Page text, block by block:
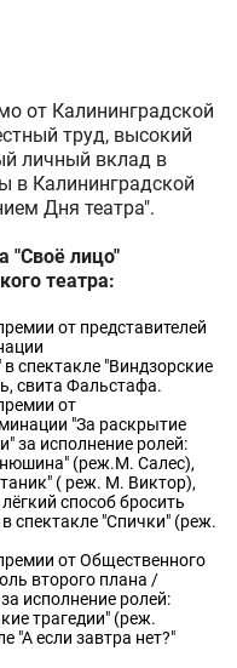
от Калининградской
труд, высокий
личный вклад в
в Калининградской
Дня театра".
"Своё лицо"
театра:
от представителей
спектакле "Виндзорские
свита Фальстафа.
от
"За раскрытие
за исполнение ролей:
(реж.М. Салес),
( реж. М. Виктор),
способ бросить
спектакле "Спички" (реж.
от Общественного
второго плана /
исполнение ролей:
трагедии" (реж.
"А если завтра нет?"